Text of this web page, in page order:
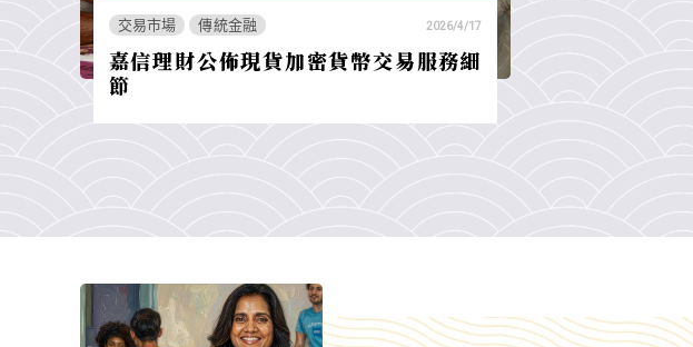
交易市場 傳統金融 2026/4/17
嘉信理財公佈現貨加密貨幣交易服務細
節